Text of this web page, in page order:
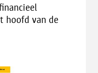
hoofd van de